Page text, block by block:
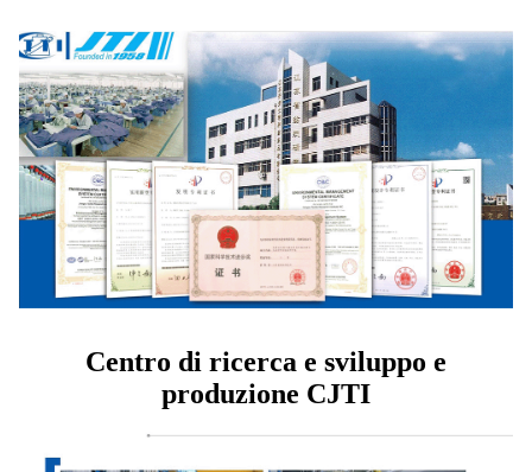
Centro di ricerca e sviluppo e
produzione CJTI